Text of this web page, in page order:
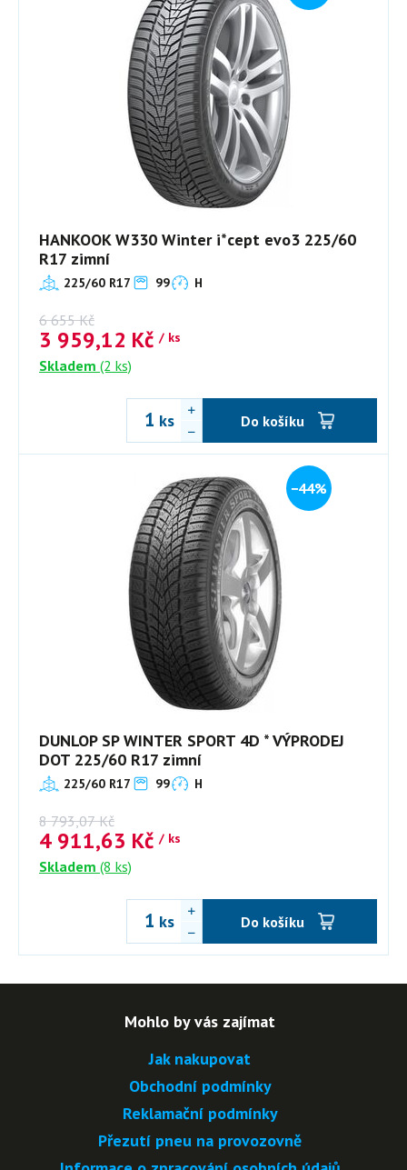
HANKOOK W330 Winter i*cept evo3 225/60
R17 zimní
225/60 R17 99 H
6 655 Kč
3 959,12 Kč / ks
Skladem (2 ks)
ks Do košíku
−44%
DUNLOP SP WINTER SPORT 4D * VÝPRODEJ
DOT 225/60 R17 zimní
225/60 R17 99 H
8 793,07 Kč
4 911,63 Kč / ks
Skladem (8 ks)
ks Do košíku
Mohlo by vás zajímat
Jak nakupovat
Obchodní podmínky
Reklamační podmínky
Přezutí pneu na provozovně